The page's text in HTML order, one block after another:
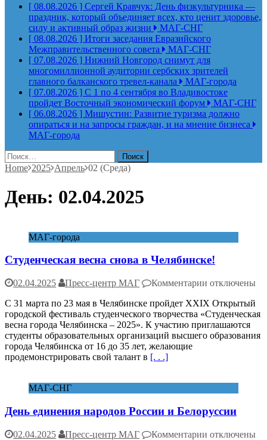
[ 08.08.2026 ] Сергей Кравчук: День физкультурника —
праздник, который объединяет всех, кто ценит здоровье,
силу и активный образ жизни
МАГ-СНГ
[ 08.08.2026 ] Итоги заседания Евразийского
Межправительственного совета
МАГ-СНГ
[ 07.08.2026 ] Нижний Новгород снимут для
многомиллионной аудитории сербских зрителей
главного балканского тревел-канала
МАГ-города
[ 07.08.2026 ] С 1 по 4 сентября во Владивостоке
пройдет Восточный экономический форум
МАГ-СНГ
[ 06.08.2026 ] Мишустин: Развитие туризма должно
опираться и на запросы граждан, и на мнение бизнеса
МАГ-города
Найти:
Home 2025 Апрель 02 (Среда)
День: 02.04.2025
МАГ-города
Студенческая весна снова в Челябинске!
02.04.2025 Пресс-центр МАГ Комментарии к
Студенческая
весна
снова
в
отключены
С 31 марта по 23 мая в Челябинске пройдет XXIX Открытый
городской фестиваль студенческого творчества «Студенческая
весна города Челябинска – 2025». К участию приглашаются
студенты образовательных организаций высшего образования
города Челябинска от 16 до 35 лет, желающие
продемонстрировать свой талант в [. . .]
МАГ-СНГ
День единения народов России и Белоруссии
02.04.2025 Пресс-центр МАГ Комментарии котключены